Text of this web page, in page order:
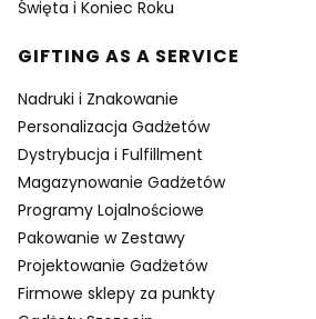
Święta i Koniec Roku
GIFTING AS A SERVICE
Nadruki i Znakowanie
Personalizacja Gadżetów
Dystrybucja i Fulfillment
Magazynowanie Gadżetów
Programy Lojalnościowe
Pakowanie w Zestawy
Projektowanie Gadżetów
Firmowe sklepy za punkty